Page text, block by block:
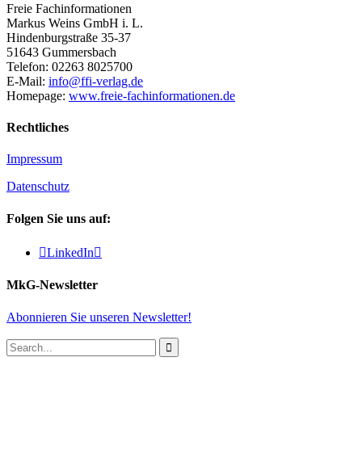
Freie Fachinformationen
Markus Weins GmbH i. L.
Hindenburgstraße 35-37
51643 Gummersbach
Telefon: 02263 8025700
E-Mail: info@ffi-verlag.de
Homepage: www.freie-fachinformationen.de
Rechtliches
Impressum
Datenschutz
Folgen Sie uns auf:
LinkedIn
MkG-Newsletter
Abonnieren Sie unseren Newsletter!
